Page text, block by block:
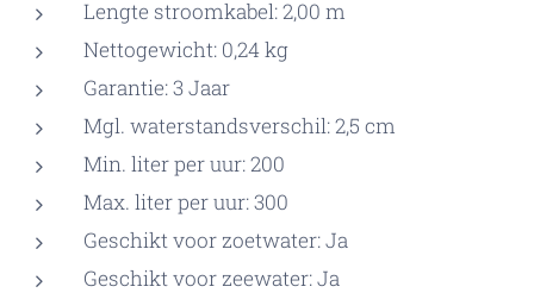
Lengte stroomkabel: 2,00 m
Nettogewicht: 0,24 kg
Garantie: 3 Jaar
Mgl. waterstandsverschil: 2,5 cm
Min. liter per uur: 200
Max. liter per uur: 300
Geschikt voor zoetwater: Ja
Geschikt voor zeewater: Ja